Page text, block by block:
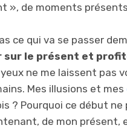
», de moments
ce qui va se passer
le présent et
yeux ne me laissent pas
Mes illusions et mes
? Pourquoi ce début ne
de mon présent,